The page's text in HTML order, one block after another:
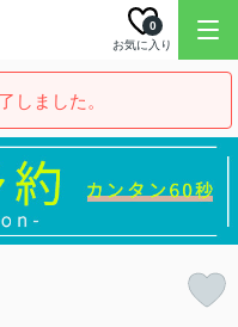
お気に入り
0
しました。